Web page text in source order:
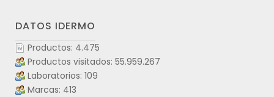
DATOS IDERMO
Productos: 4.475
Productos visitados: 55.959.267
Laboratorios: 109
Marcas: 413